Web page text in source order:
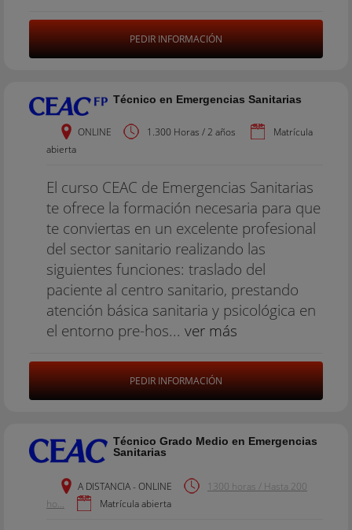
PEDIR INFORMACIÓN
Técnico en Emergencias Sanitarias
ONLINE 1.300 Horas / 2 años
Matrícula
abierta
El curso CEAC de Emergencias Sanitarias
te ofrece la formación necesaria para que
te conviertas en un excelente profesional
del sector sanitario realizando las
siguientes funciones: traslado del
paciente al centro sanitario, prestando
atención básica sanitaria y psicológica en
el entorno pre-hos... ver más
PEDIR INFORMACIÓN
Técnico Grado Medio en Emergencias
Sanitarias
A DISTANCIA - ONLINE
1300 horas / Hasta 200
ho...
Matrícula abierta